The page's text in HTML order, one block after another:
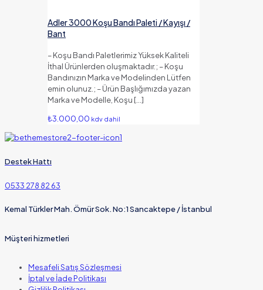
Adler 3000 Koşu Bandı Paleti / Kayışı /
Bant
– Koşu Bandı Paletlerimiz Yüksek Kaliteli
İthal Ürünlerden oluşmaktadır.; – Koşu
Bandınızın Marka ve Modelinden Lütfen
emin olunuz.; – Ürün Başlığımızda yazan
Marka ve Modelle, Koşu […]
₺3.000,00 kdv dahil
Destek Hattı
0533 278 82 63
Kemal Türkler Mah. Ömür Sok. No:1 Sancaktepe / İstanbul
Müşteri hizmetleri
Mesafeli Satış Sözleşmesi
İptal ve İade Politikası